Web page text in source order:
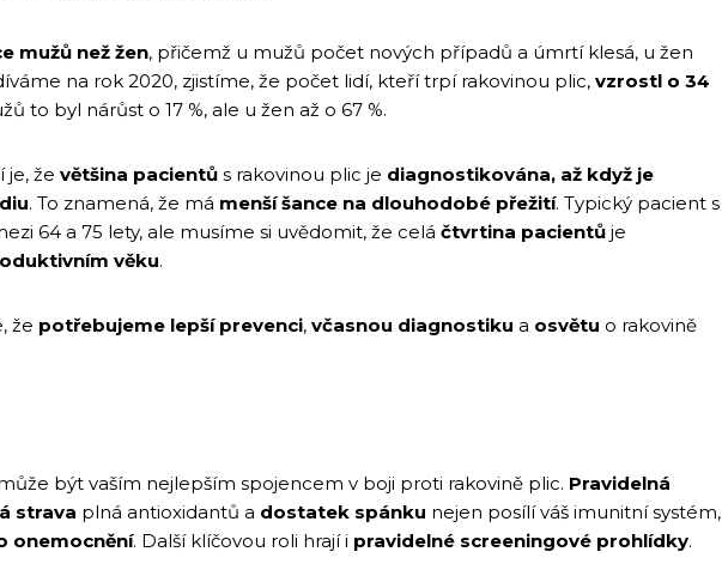
mužů než žen, přičemž u mužů počet nových případů a úmrtí klesá, u žen
na rok 2020, zjistíme, že počet lidí, kteří trpí rakovinou plic, vzrostl o 34
to byl nárůst o 17 %, ale u žen až o 67 %.
je, že většina pacientů s rakovinou plic je diagnostikována, až když je
. To znamená, že má menší šance na dlouhodobé přežití. Typický pacient s
64 a 75 lety, ale musíme si uvědomit, že celá čtvrtina pacientů je
věku.
že potřebujeme lepší prevenci, včasnou diagnostiku a osvětu o rakovině
být vaším nejlepším spojencem v boji proti rakovině plic. Pravidelná
strava plná antioxidantů a dostatek spánku nejen posílí váš imunitní systém,
onemocnění. Další klíčovou roli hrají i pravidelné screeningové prohlídky.